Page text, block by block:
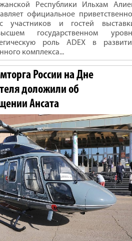
Республики Ильхам
официальное
участников и гостей
государственном
роль ADEX в
комплекса...
России на Дне
доложили об
Ансата